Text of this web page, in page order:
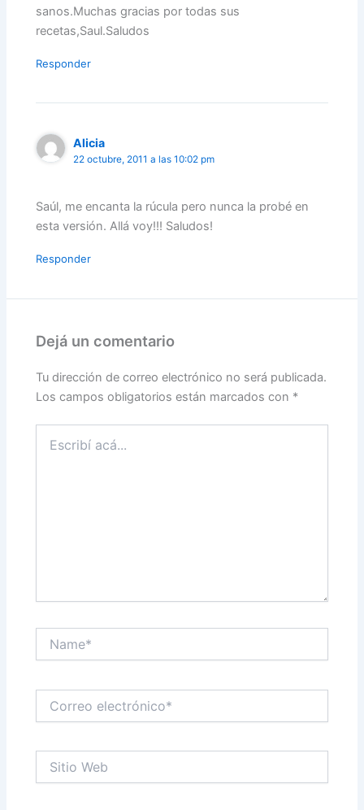
sanos.Muchas gracias por todas sus
recetas,Saul.Saludos
Responder
Alicia
22 octubre, 2011 a las 10:02 pm
Saúl, me encanta la rúcula pero nunca la probé en
esta versión. Allá voy!!! Saludos!
Responder
Dejá un comentario
Tu dirección de correo electrónico no será publicada.
Los campos obligatorios están marcados con *
acá...
electrónico*
Web